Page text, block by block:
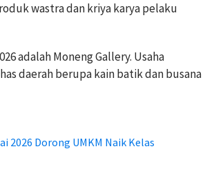
wastra dan kriya karya pelaku
adalah Moneng Gallery. Usaha
daerah berupa kain batik dan busana
2026 Dorong UMKM Naik Kelas